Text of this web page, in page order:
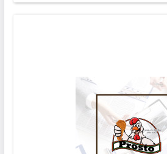
- في وسط ميدان اسانيورت - مبنى